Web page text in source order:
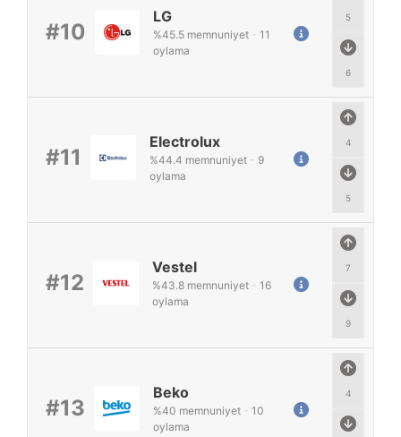
#10
5
6
LG
%45.5 memnuniyet - 11
oylama
#11
4
5
Electrolux
%44.4 memnuniyet - 9
oylama
#12
7
9
Vestel
%43.8memnuniyet - 16
oylama
#13
4
Beko
%40 memnuniyet - 10
oylama